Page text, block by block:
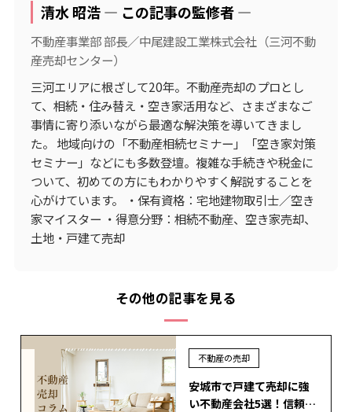
清水 昭浩 ― この記事の監修者 ―
不動産事業部 部長／中尾建設工業株式会社（三河不動
産売却センター）
三河エリアに根ざして20年。不動産売却のプロとし
て、相続・住み替え・空き家活用など、さまざまなご
事情に寄り添いながら最適な解決策を導いてきまし
た。 地域向けの「不動産相続セミナー」「空き家対策
セミナー」などにも多数登壇。複雑な手続きや税金に
ついて、初めての方にもわかりやすく解説することを
心がけています。 ・保有資格：宅地建物取引士／空き
家マイスター ・得意分野：相続不動産、空き家売却、
土地・戸建て売却
その他の記事を見る
不動産の売却
安城市で戸建て売却に強
い不動産会社5選！信頼…